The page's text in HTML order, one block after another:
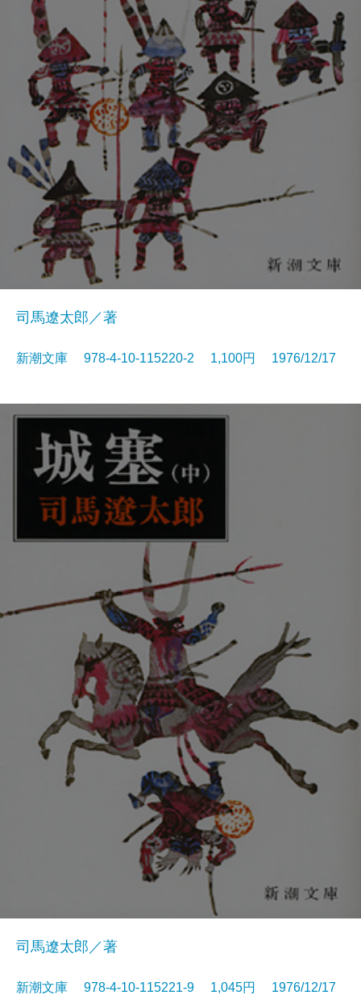
司馬遼太郎／著
新潮文庫 978-4-10-115220-2 1,100円 1976/12/17
司馬遼太郎／著
新潮文庫 978-4-10-115221-9 1,045円 1976/12/17